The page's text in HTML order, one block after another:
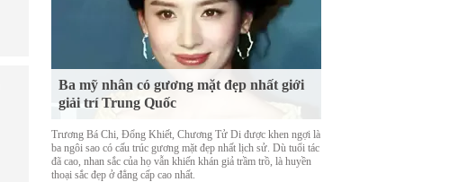
Ba mỹ nhân có gương mặt đẹp nhất giới
giải trí Trung Quốc
Trương Bá Chi, Đổng Khiết, Chương Tử Di được khen ngợi là
ba ngôi sao có cấu trúc gương mặt đẹp nhất lịch sử. Dù tuổi tác
đã cao, nhan sắc của họ vẫn khiến khán giả trầm trồ, là huyền
thoại sắc đẹp ở đẳng cấp cao nhất.